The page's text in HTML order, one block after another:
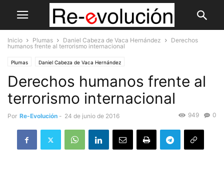
Inicio Plumas Daniel Cabeza de Vaca Hernández
Derechos
humanos frente al terrorismo internacional
Plumas Daniel Cabeza de Vaca Hernández
Derechos humanos frente al
terrorismo internacional
Por Re-Evolución - 24 de junio de 2016 0
949